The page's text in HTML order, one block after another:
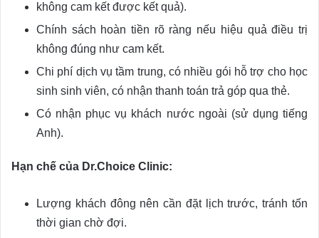
không cam kết được kết quả).
Chính sách hoàn tiền rõ ràng nếu hiệu quả điều trị
không đúng như cam kết.
Chi phí dịch vụ tầm trung, có nhiều gói hỗ trợ cho học
sinh sinh viên, có nhận thanh toán trả góp qua thẻ.
Có nhận phục vụ khách nước ngoài (sử dụng tiếng
Anh).
Hạn chế của Dr.Choice Clinic:
Lượng khách đông nên cần đặt lịch trước, tránh tốn
thời gian chờ đợi.